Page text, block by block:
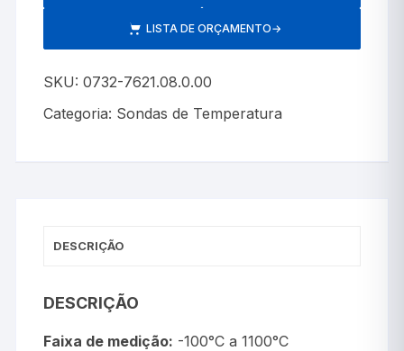
LISTA DE ORÇAMENTO→
SKU:0732-7621.08.0.00
Categoria: Sondas de Temperatura
DESCRIÇÃO
DESCRIÇÃO
Faixa de medição: -100°C a 1100°C